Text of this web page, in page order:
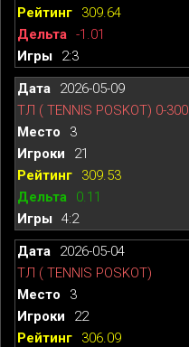
309.64
-1.01
2:3
2026-05-09
ТЛ ( TENNIS POSKOT) 0-300
3
21
309.53
0.11
4:2
2026-05-04
ТЛ ( TENNIS POSKOT)
3
22
306.09